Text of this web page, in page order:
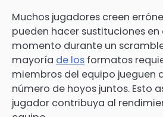
Muchos jugadores creen
pueden hacer sustituciones
momento durante un
mayoría de los formatos
miembros del equipo jueguen
número de hoyos juntos. Esto
jugador contribuya al